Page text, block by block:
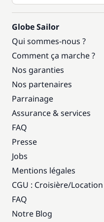
Globe Sailor
Qui sommes-nous ?
Comment ça marche ?
Nos garanties
Nos partenaires
Parrainage
Assurance & services
FAQ
Presse
Jobs
Mentions légales
CGU : Croisière/Location
FAQ
Notre Blog